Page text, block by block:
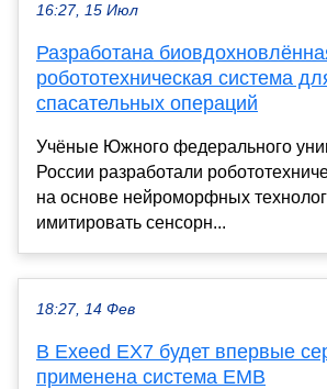
16:27, 15 Июл
Разработана
робототехническая система
спасательных операций
Учёные Южного федерального
России разработали
на основе нейроморфных
имитировать сенсорн...
18:27, 14 Фев
В Exeed EX7 будет впервые
применена система EMB